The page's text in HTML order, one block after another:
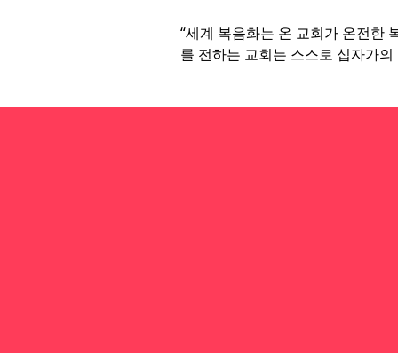
“세계 복음화는 온 교회가 온전한
를 전하는 교회는 스스로 십자가